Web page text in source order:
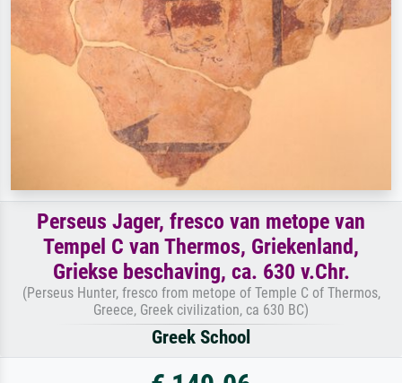
Perseus Jager, fresco van metope van
Tempel C van Thermos, Griekenland,
Griekse beschaving, ca. 630 v.Chr.
(Perseus Hunter, fresco from metope of Temple C of Thermos,
Greece, Greek civilization, ca 630 BC)
Greek School